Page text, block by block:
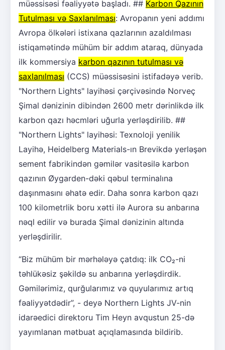
müəssisəsi fəaliyyətə başladı. ## Karbon Qazının
Tutulması və Saxlanılması: Avropanın yeni addımı
Avropa ölkələri istixana qazlarının azaldılması
istiqamətində mühüm bir addım ataraq, dünyada
ilk kommersiya karbon qazının tutulması və
saxlanılması (CCS) müəssisəsini istifadəyə verib.
"Northern Lights" layihəsi çərçivəsində Norveç
Şimal dənizinin dibindən 2600 metr dərinlikdə ilk
karbon qazı həcmləri uğurla yerləşdirilib. ##
"Northern Lights" layihəsi: Texnoloji yenilik
Layihə, Heidelberg Materials-ın Brevikdə yerləşən
sement fabrikindən gəmilər vasitəsilə karbon
qazının Øygarden-dəki qəbul terminalına
daşınmasını əhatə edir. Daha sonra karbon qazı
100 kilometrlik boru xətti ilə Aurora su anbarına
nəql edilir və burada Şimal dənizinin altında
yerləşdirilir.
“Biz mühüm bir mərhələyə çatdıq: ilk CO₂-ni
təhlükəsiz şəkildə su anbarına yerləşdirdik.
Gəmilərimiz, qurğularımız və quyularımız artıq
fəaliyyətdədir”, - deyə Northern Lights JV-nin
idarəedici direktoru Tim Heyn avqustun 25-də
yayımlanan mətbuat açıqlamasında bildirib.